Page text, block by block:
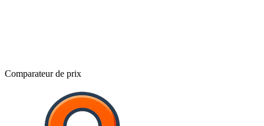
Comparateur de prix